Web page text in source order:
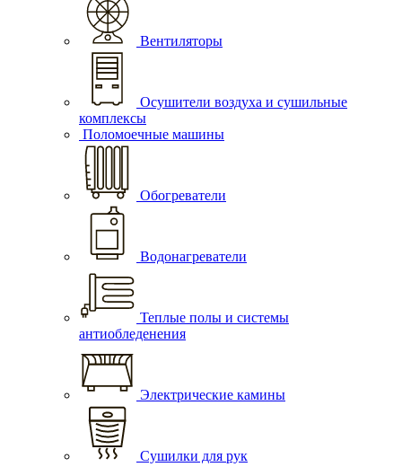
Вентиляторы
Осушители воздуха и сушильные
комплексы
Поломоечные машины
Обогреватели
Водонагреватели
Теплые полы и системы
антиобледенения
Электрические камины
Сушилки для рук